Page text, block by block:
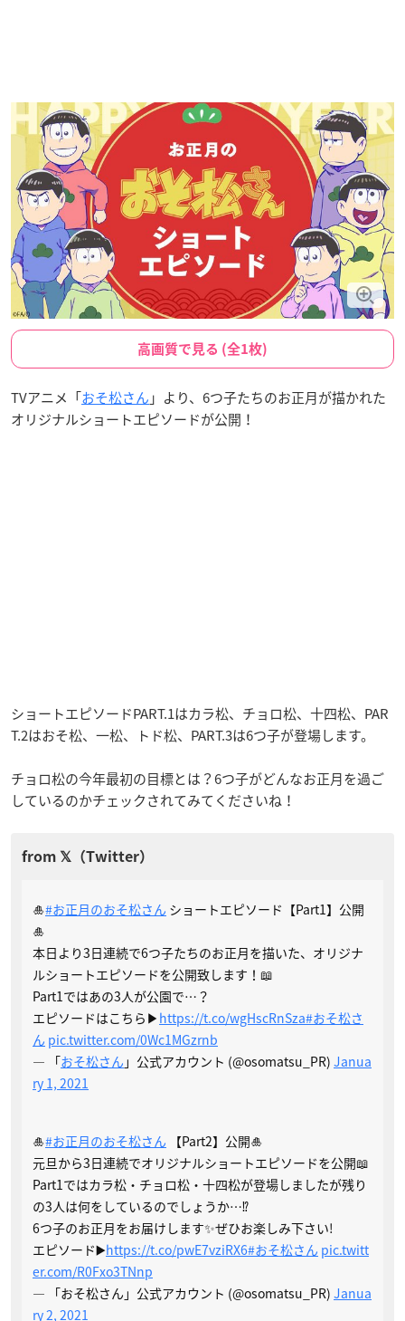
高画質で見る (全1枚)
TVアニメ「おそ松さん 」より、6つ子たちのお正月が描かれた
オリジナルショートエピソードが公開！
ショートエピソードPART.1はカラ松、チョロ松、十四松、PAR
T.2はおそ松、一松、トド松、PART.3は6つ子が登場します。
チョロ松の今年最初の目標とは？6つ子がどんなお正月を過ご
しているのかチェックされてみてくださいね！
🎍#お正月のおそ松さん ショートエピソード【Part1】公開
🎍
本日より3日連続で6つ子たちのお正月を描いた、オリジナ
ルショートエピソードを公開致します！📖
Part1ではあの3人が公園で…？
エピソードはこちら▶︎ https://t.co/wgHscRnSza#おそ松さ
ん pic.twitter.com/0Wc1MGzrnb
— 「おそ松さん 」公式アカウント (@osomatsu_PR) Janua
ry 1, 2021
🎍#お正月のおそ松さん 【Part2】公開🎍
元旦から3日連続でオリジナルショートエピソードを公開📖
Part1ではカラ松・チョロ松・十四松が登場しましたが残り
の3人は何をしているのでしょうか…⁉️
6つ子のお正月をお届けします✨ぜひお楽しみ下さい!
エピソード▶️https://t.co/pwE7vziRX6#おそ松さん pic.twitt
er.com/R0Fxo3TNnp
— 「おそ松さん」公式アカウント (@osomatsu_PR) Janua
ry 2, 2021